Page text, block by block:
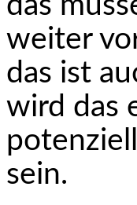
weiter
das ist
wird das
sein.